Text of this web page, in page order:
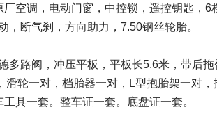
空调，电动门窗，中控锁，遥控钥匙，
，断气刹，方向助力，7.50钢丝轮胎。
多路阀，冲压平板，平板长5.6米，带后
滑轮一对，档胎器一对，L型抱胎架一对
具一套。整车证一套。底盘证一套。